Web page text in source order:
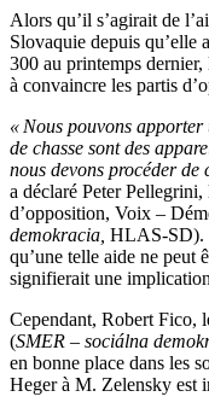
Alors qu’il s’agirait de
Slovaquie depuis qu’elle
300 au printemps
à convaincre les partis
« Nous pouvons
de chasse sont des
nous devons procéder de
a déclaré Peter
d’opposition, Voix –
demokracia, HLAS-SD).
qu’une telle aide ne peut
signifierait une
Cependant, Robert Fico,
(SMER – sociálna
en bonne place dans les
Heger à M. Zelensky est